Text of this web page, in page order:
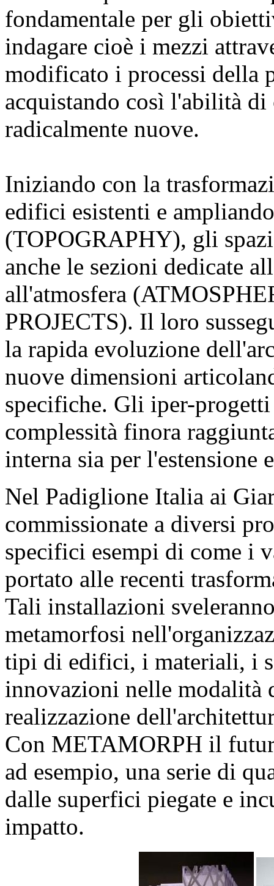
fondamentale per gli
indagare cioè i mezzi
modificato i processi della
acquistando così l'abilità di
radicalmente nuove.
Iniziando con la
edifici esistenti e
(TOPOGRAPHY), gli
anche le sezioni dedicate
all'atmosfera
PROJECTS). Il loro
la rapida evoluzione
nuove dimensioni
specifiche. Gli iper-
complessità finora
interna sia per l'estensione
Nel Padiglione Italia ai
commissionate a diversi
specifici esempi di come i
portato alle recenti
Tali installazioni
metamorfosi
tipi di edifici, i materiali, i
innovazioni nelle modalità
realizzazione
Con METAMORPH il
ad esempio, una serie di
dalle superfici piegate e
impatto.